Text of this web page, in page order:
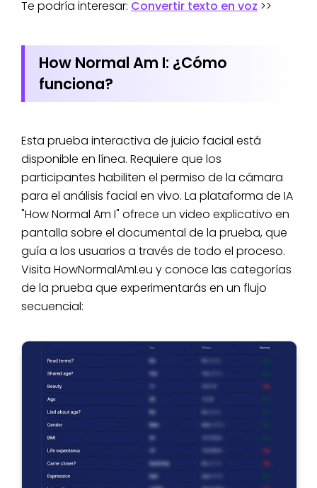
Te podría interesar: Convertir texto en voz >>
How Normal Am I: ¿Cómo
funciona?
Esta prueba interactiva de juicio facial está
disponible en línea. Requiere que los
participantes habiliten el permiso de la cámara
para el análisis facial en vivo. La plataforma de IA
"How Normal Am I" ofrece un video explicativo en
pantalla sobre el documental de la prueba, que
guía a los usuarios a través de todo el proceso.
Visita HowNormalAmI.eu y conoce las categorías
de la prueba que experimentarás en un flujo
secuencial: